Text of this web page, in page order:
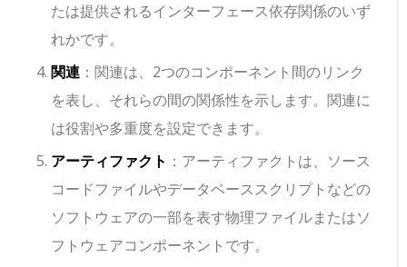
たは提供されるインターフェース依存関係のいず
れかです。
関連 ：関連は、2つのコンポーネント間のリンク
を表し、それらの間の関係性を示します。関連に
は役割や多重度を設定できます。
アーティファクト ：アーティファクトは、ソース
コードファイルやデータベーススクリプトなどの
ソフトウェアの一部を表す物理ファイルまたはソ
フトウェアコンポーネントです。